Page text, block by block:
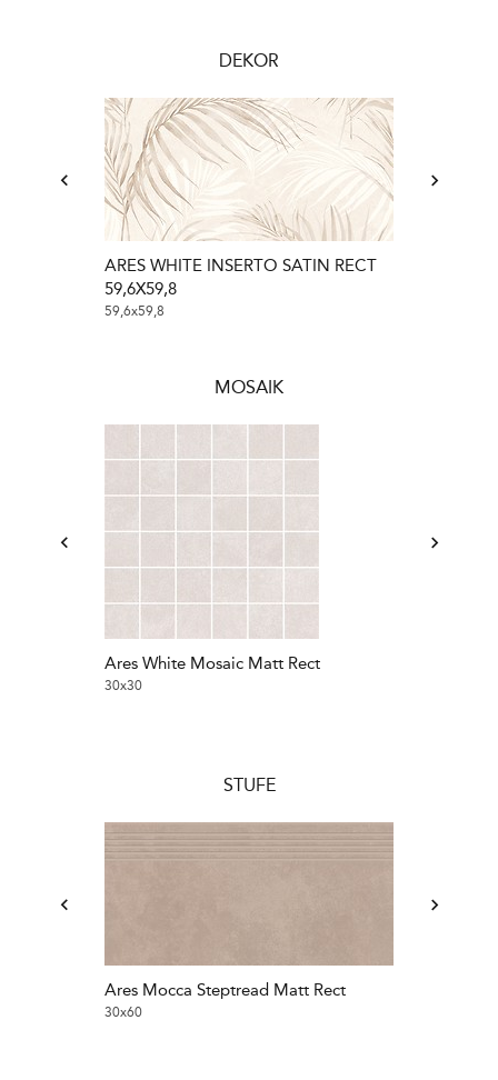
DEKOR
ARES WHITE INSERTO SATIN RECT
59,6X59,8
59,6x59,8
MOSAIK
Ares White Mosaic Matt Rect
30x30
STUFE
Ares Mocca Steptread Matt Rect
30x60